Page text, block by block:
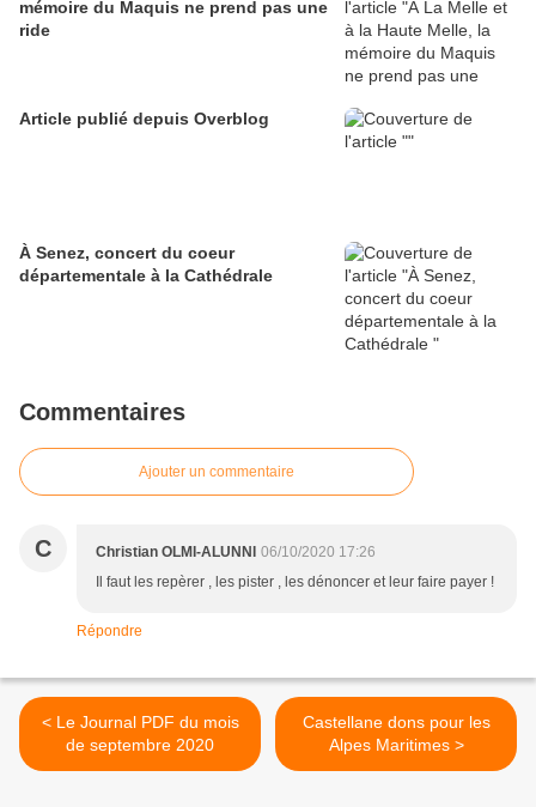
mémoire du Maquis ne prend pas une
ride
Article publié depuis Overblog
À Senez, concert du coeur
départementale à la Cathédrale
Commentaires
Ajouter un commentaire
C Christian OLMI-ALUNNI
06/10/2020 17:26
Il faut les repèrer , les pister , les dénoncer et leur faire payer !
Répondre
< Le Journal PDF du mois
de septembre 2020
Castellane dons pour les
Alpes Maritimes >